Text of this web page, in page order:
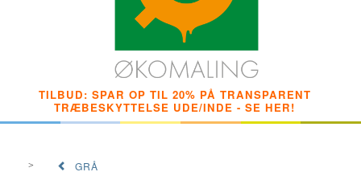
TILBUD: SPAR OP TIL 20% PÅ TRANSPARENT
TRÆBESKYTTELSE UDE/INDE - SE HER!
GRÅ